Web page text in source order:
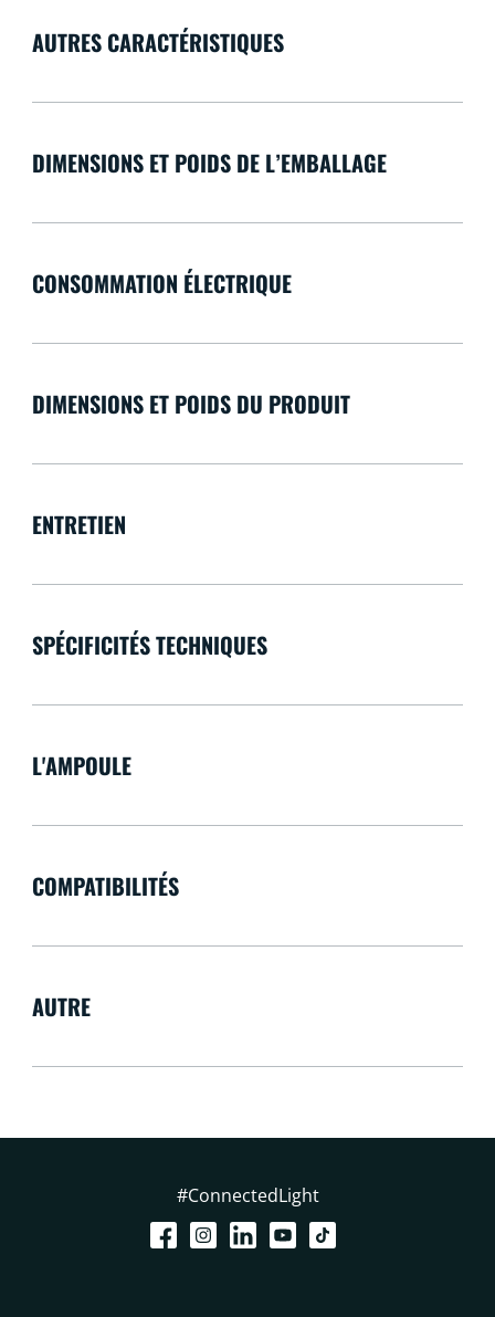
AUTRES CARACTÉRISTIQUES
DIMENSIONS ET POIDS DE L’EMBALLAGE
CONSOMMATION ÉLECTRIQUE
DIMENSIONS ET POIDS DU PRODUIT
ENTRETIEN
SPÉCIFICITÉS TECHNIQUES
L'AMPOULE
COMPATIBILITÉS
AUTRE
#ConnectedLight